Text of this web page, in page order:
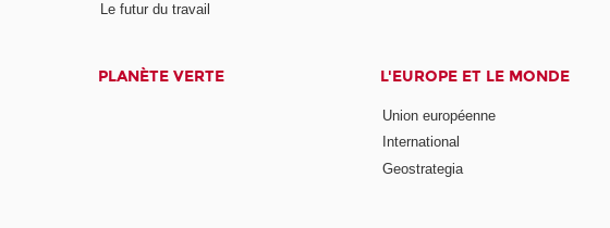
Le futur du travail
PLANÈTE VERTE L'EUROPE ET LE MONDE
Union européenne
International
Geostrategia